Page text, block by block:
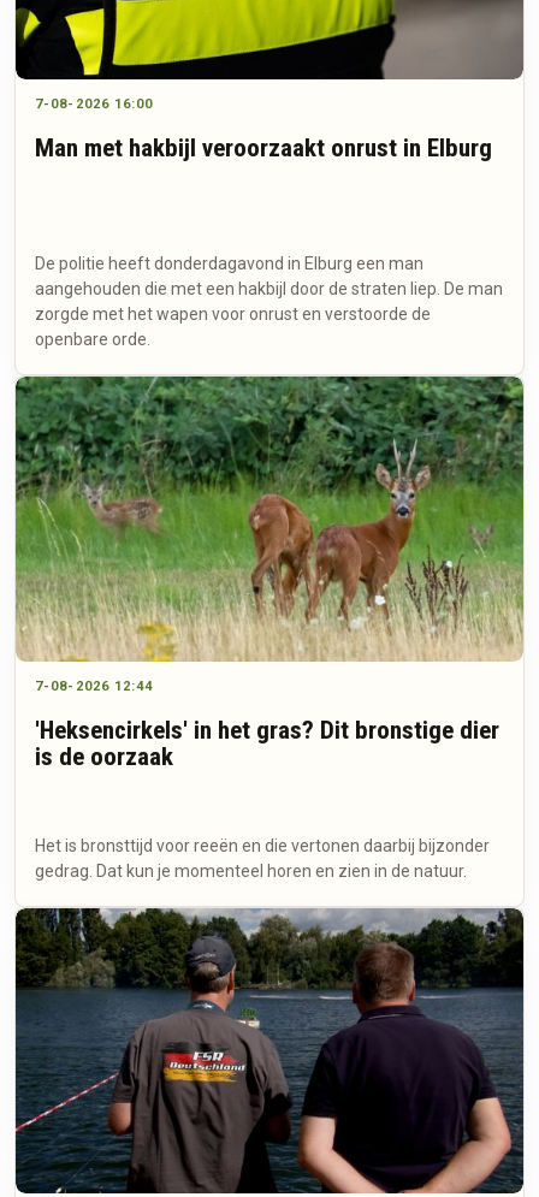
7-08-2026 16:00
Man met hakbijl veroorzaakt onrust in Elburg
De politie heeft donderdagavond in Elburg een man
aangehouden die met een hakbijl door de straten liep. De man
zorgde met het wapen voor onrust en verstoorde de
openbare orde.
7-08-2026 12:44
'Heksencirkels' in het gras? Dit bronstige dier
is de oorzaak
Het is bronsttijd voor reeën en die vertonen daarbij bijzonder
gedrag. Dat kun je momenteel horen en zien in de natuur.